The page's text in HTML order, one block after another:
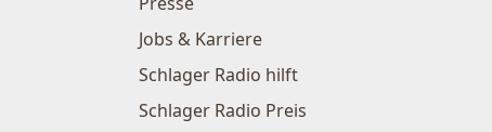
Jobs & Karriere
Schlager Radio hilft
Schlager Radio Preis